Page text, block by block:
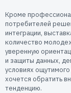
Кроме
потребителей
интеграции,
количество
уверенную
и защиты данных,
условиях
хочется обратить
тенденцию.